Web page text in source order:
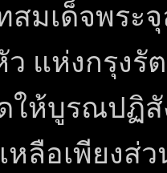
สมเด็จพระ
ว แห่งกรุงรั
ให้บูรณปฏิ
หลือเพียงส่